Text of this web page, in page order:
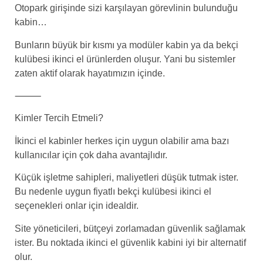
Otopark girişinde sizi karşılayan görevlinin bulunduğu
kabin…
Bunların büyük bir kısmı ya modüler kabin ya da bekçi
kulübesi ikinci el ürünlerden oluşur. Yani bu sistemler
zaten aktif olarak hayatımızın içinde.
⸻
Kimler Tercih Etmeli?
İkinci el kabinler herkes için uygun olabilir ama bazı
kullanıcılar için çok daha avantajlıdır.
Küçük işletme sahipleri, maliyetleri düşük tutmak ister.
Bu nedenle uygun fiyatlı bekçi kulübesi ikinci el
seçenekleri onlar için idealdir.
Site yöneticileri, bütçeyi zorlamadan güvenlik sağlamak
ister. Bu noktada ikinci el güvenlik kabini iyi bir alternatif
olur.